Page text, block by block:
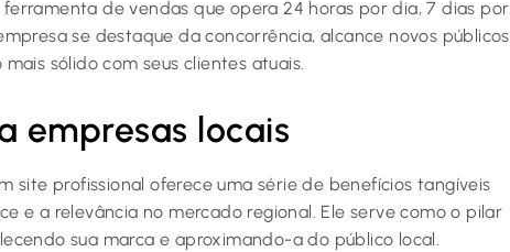
de vendas que opera 24 horas por dia, 7 dias por
se destaque da concorrência, alcance novos públicos
sólido com seus clientes atuais.
empresas locais
site profissional oferece uma série de benefícios tangíveis
e a relevância no mercado regional. Ele serve como o pilar
sua marca e aproximando-a do público local.